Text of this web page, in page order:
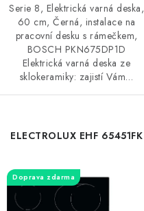
Serie 8, Elektrická varná deska,
60 cm, Černá, instalace na
pracovní desku s rámečkem,
BOSCH PKN675DP1D
Elektrická varná deska ze
sklokeramiky: zajistí Vám…
ELECTROLUX EHF 65451FK
Doprava zdarma